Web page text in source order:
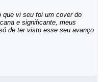
vi seu foi um cover do
e significante, meus
de ter visto esse seu avanço